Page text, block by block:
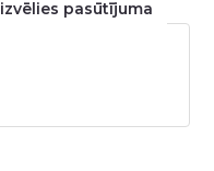
pasūtījuma